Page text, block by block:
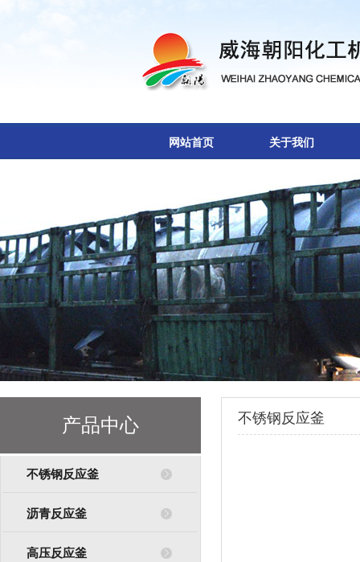
网站首页 关于我们
产品中心
不锈钢反应釜
沥青反应釜
高压反应釜
不锈钢反应釜